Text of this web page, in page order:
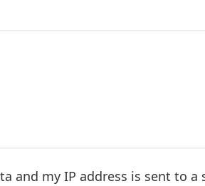
and my IP address is sent to a